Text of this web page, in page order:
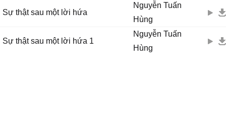
Sự thật sau một lời hứa
Nguyễn Tuấn
Hùng
Sự thật sau một lời hứa 1
Nguyễn Tuấn
Hùng